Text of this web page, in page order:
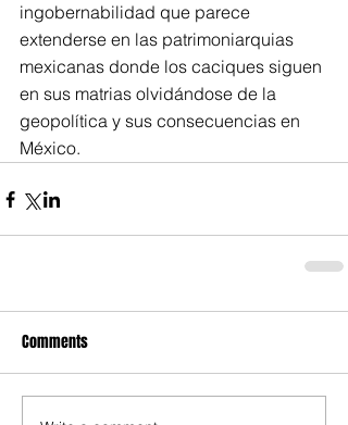
ingobernabilidad que parece
extenderse en las patrimoniarquias
mexicanas donde los caciques siguen
en sus matrias olvidándose de la
geopolítica y sus consecuencias en
México.
Comments